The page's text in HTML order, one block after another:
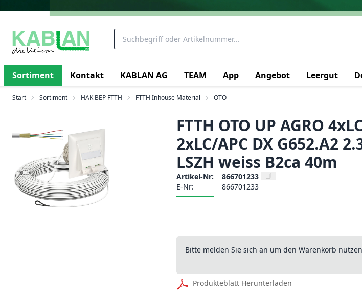
Sortiment Kontakt KABLAN AG TEAM App Angebot Leergut
Start Sortiment HAK BEP FTTH FTTH Inhouse Material OTO
FTTH OTO UP AGRO
2xLC/APC DX G652.A2
LSZH weiss B2ca 40m
Artikel-Nr:
866701233
E-Nr:
866701233
Bitte melden Sie sich an um den Warenkorb
Produkteblatt Herunterladen